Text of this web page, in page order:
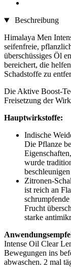
Beschreibung
Himalaya Men
seifenfreie,
überschüssiges Öl
bereichert, die
Schadstoffe zu
Die Aktive Boost-
Freisetzung der
Hauptwirkstoffe:
Indische
Die Pflanze
wurde
Zitronen-
ist reich an
Frucht
starke
Intense Oil Clear
Bewegungen ins
abwaschen. 2 mal